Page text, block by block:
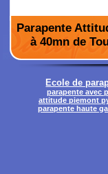
Parapente
à 40mn de
Ecole de
parapente avec
attitude piemont
parapente haute